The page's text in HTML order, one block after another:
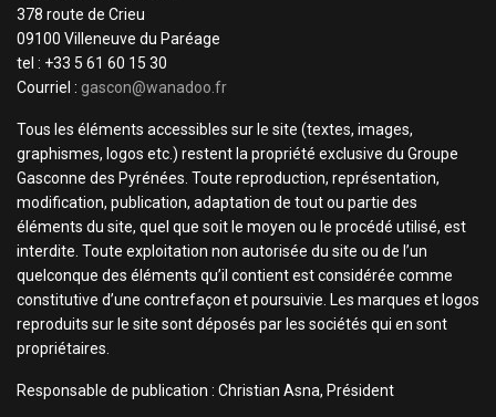
378 route de Crieu
09100 Villeneuve du Paréage
tel : +33 5 61 60 15 30
Courriel : gascon@wanadoo.fr
Tous les éléments accessibles sur le site (textes, images,
graphismes, logos etc.) restent la propriété exclusive du Groupe
Gasconne des Pyrénées. Toute reproduction, représentation,
modification, publication, adaptation de tout ou partie des
éléments du site, quel que soit le moyen ou le procédé utilisé, est
interdite. Toute exploitation non autorisée du site ou de l’un
quelconque des éléments qu’il contient est considérée comme
constitutive d’une contrefaçon et poursuivie. Les marques et logos
reproduits sur le site sont déposés par les sociétés qui en sont
propriétaires.
Responsable de publication : Christian Asna, Président